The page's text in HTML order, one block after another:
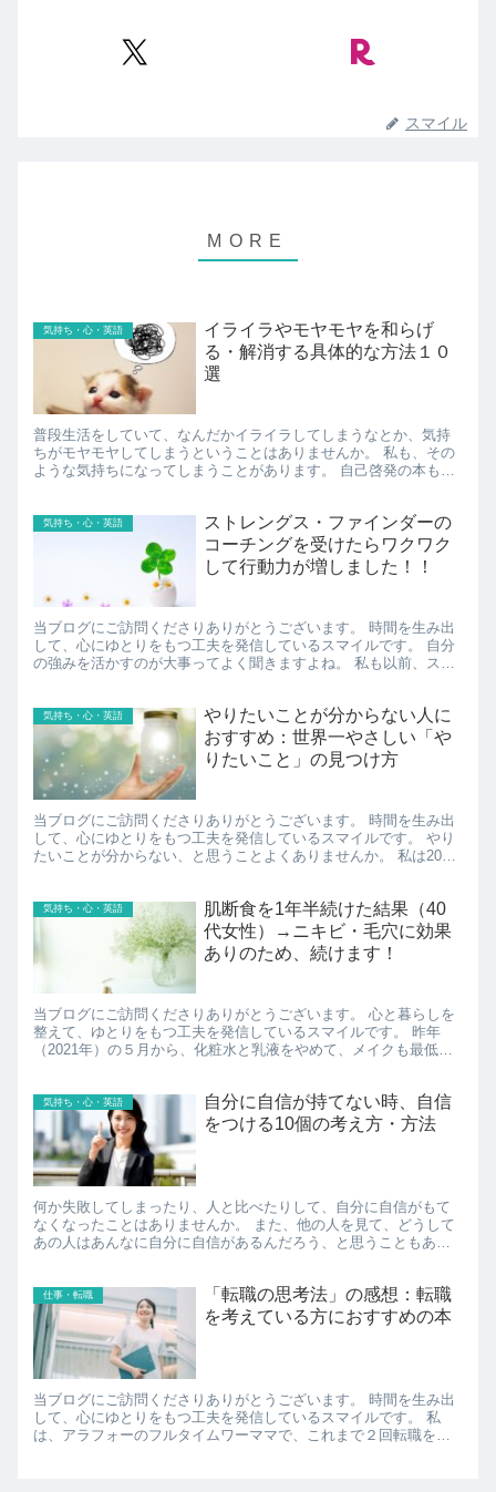
スマイル
気持ち・心・英語
イライラやモヤモヤを和らげ
る・解消する具体的な方法１０
選
普段生活をしていて、なんだかイライラしてしまうなとか、気持
ちがモヤモヤしてしまうということはありませんか。 私も、その
ような気持ちになってしまうことがあります。 自己啓発の本も
気持ち・心・英語
ストレングス・ファインダーの
コーチングを受けたらワクワク
して行動力が増しました！！
当ブログにご訪問くださりありがとうございます。 時間を生み出
して、心にゆとりをもつ工夫を発信しているスマイルです。 自分
の強みを活かすのが大事ってよく聞きますよね。 私も以前、スト
気持ち・心・英語
やりたいことが分からない人に
おすすめ：世界一やさしい「や
りたいこと」の見つけ方
当ブログにご訪問くださりありがとうございます。 時間を生み出
して、心にゆとりをもつ工夫を発信しているスマイルです。 やり
たいことが分からない、と思うことよくありませんか。 私は20代
気持ち・心・英語
肌断食を1年半続けた結果（40
代女性）→ニキビ・毛穴に効果
ありのため、続けます！
当ブログにご訪問くださりありがとうございます。 心と暮らしを
整えて、ゆとりをもつ工夫を発信しているスマイルです。 昨年
（2021年）の５月から、化粧水と乳液をやめて、メイクも最低限
気持ち・心・英語
自分に自信が持てない時、自信
をつける10個の考え方・方法
何か失敗してしまったり、人と比べたりして、自分に自信がもて
なくなったことはありませんか。 また、他の人を見て、どうして
あの人はあんなに自分に自信があるんだろう、と思うこともあり
仕事・転職
「転職の思考法」の感想：転職
を考えている方におすすめの本
当ブログにご訪問くださりありがとうございます。 時間を生み出
して、心にゆとりをもつ工夫を発信しているスマイルです。 私
は、アラフォーのフルタイムワーママで、これまで２回転職をし